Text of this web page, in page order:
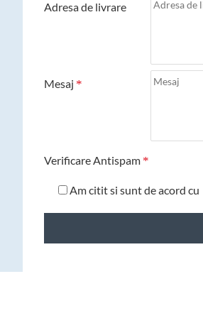
Adresa de livrare
Mesaj
Verificare Antispam
Am citit si sunt de acord cu